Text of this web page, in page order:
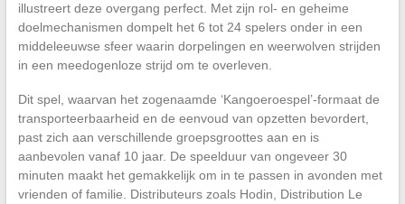
illustreert deze overgang perfect. Met zijn rol- en geheime
doelmechanismen dompelt het 6 tot 24 spelers onder in een
middeleeuwse sfeer waarin dorpelingen en weerwolven strijden
in een meedogenloze strijd om te overleven.
Dit spel, waarvan het zogenaamde ‘Kangoeroespel’-formaat de
transporteerbaarheid en de eenvoud van opzetten bevordert,
past zich aan verschillende groepsgroottes aan en is
aanbevolen vanaf 10 jaar. De speelduur van ongeveer 30
minuten maakt het gemakkelijk om in te passen in avonden met
vrienden of familie. Distributeurs zoals Hodin, Distribution Le